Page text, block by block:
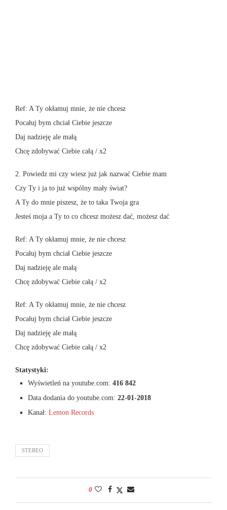
Ref: A Ty okłamuj mnie, że nie chcesz
Pocałuj bym chciał Ciebie jeszcze
Daj nadzieję ale małą
Chcę zdobywać Ciebie całą / x2
2. Powiedz mi czy wiesz już jak nazwać Ciebie mam
Czy Ty i ja to już wspólny mały świat?
A Ty do mnie piszesz, że to taka Twoja gra
Jesteś moja a Ty to co chcesz możesz dać, możesz dać
Ref: A Ty okłamuj mnie, że nie chcesz
Pocałuj bym chciał Ciebie jeszcze
Daj nadzieję ale małą
Chcę zdobywać Ciebie całą / x2
Ref: A Ty okłamuj mnie, że nie chcesz
Pocałuj bym chciał Ciebie jeszcze
Daj nadzieję ale małą
Chcę zdobywać Ciebie całą / x2
Statystyki:
Wyświetleń na youtube.com: 416 842
Data dodania do youtube.com: 22-01-2018
Kanał: Lemon Records
STEREO
0